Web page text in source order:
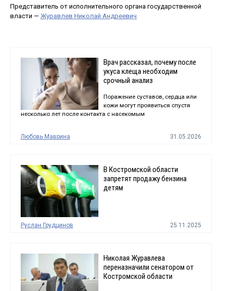
Представитель от исполнительного органа государственной
власти — Журавлев Николай Андреевич
Врач рассказал, почему после
укуса клеща необходим
срочный анализ
Поражение суставов, сердца или
кожи могут проявиться спустя
несколько лет после контакта с насекомым
Любовь Маврина 31.05.2026
В Костромской области
запретят продажу бензина
детям
Руслан Грудцинов 25.11.2025
Николая Журавлева
переназначили сенатором от
Костромской области